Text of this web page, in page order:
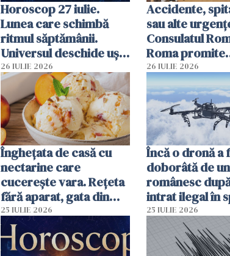
Horoscop 27 iulie.
Lunea care schimbă
ritmul săptămânii.
Universul deschide uși
neașteptate pentru
unele zodii
26 IULIE 2026
Accidente,
sau alte
Consulatul
Roma promite
intervenții în
de ore
26 IULIE 2026
Înghețata de casă cu
nectarine care
cucerește vara. Rețeta
fără aparat, gata din
câteva ingrediente
25 IULIE 2026
Încă o dronă a
doborâtă de un
românesc
intrat ilegal în
aerian al
25 IULIE 2026